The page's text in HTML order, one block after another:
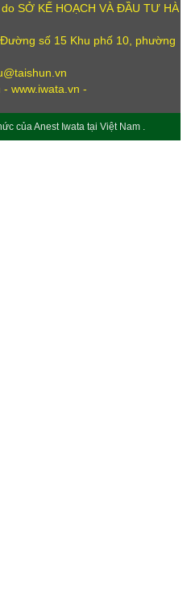
SỞ KẾ HOẠCH VÀ ĐẦU TƯ HÀ
số 15 Khu phố 10, phường
www.iwata.vn -
của Anest Iwata tại Việt Nam .